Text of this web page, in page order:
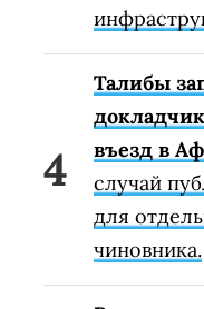
Талибы
въезд в
случай
для
чиновника.